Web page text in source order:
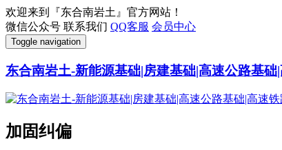
欢迎来到『东合南岩土』官方网站！
微信公众号 联系我们 QQ客服 会员中心
Toggle navigation
东合南岩土-新能源基础|房建基础|高速公路基
加固纠偏